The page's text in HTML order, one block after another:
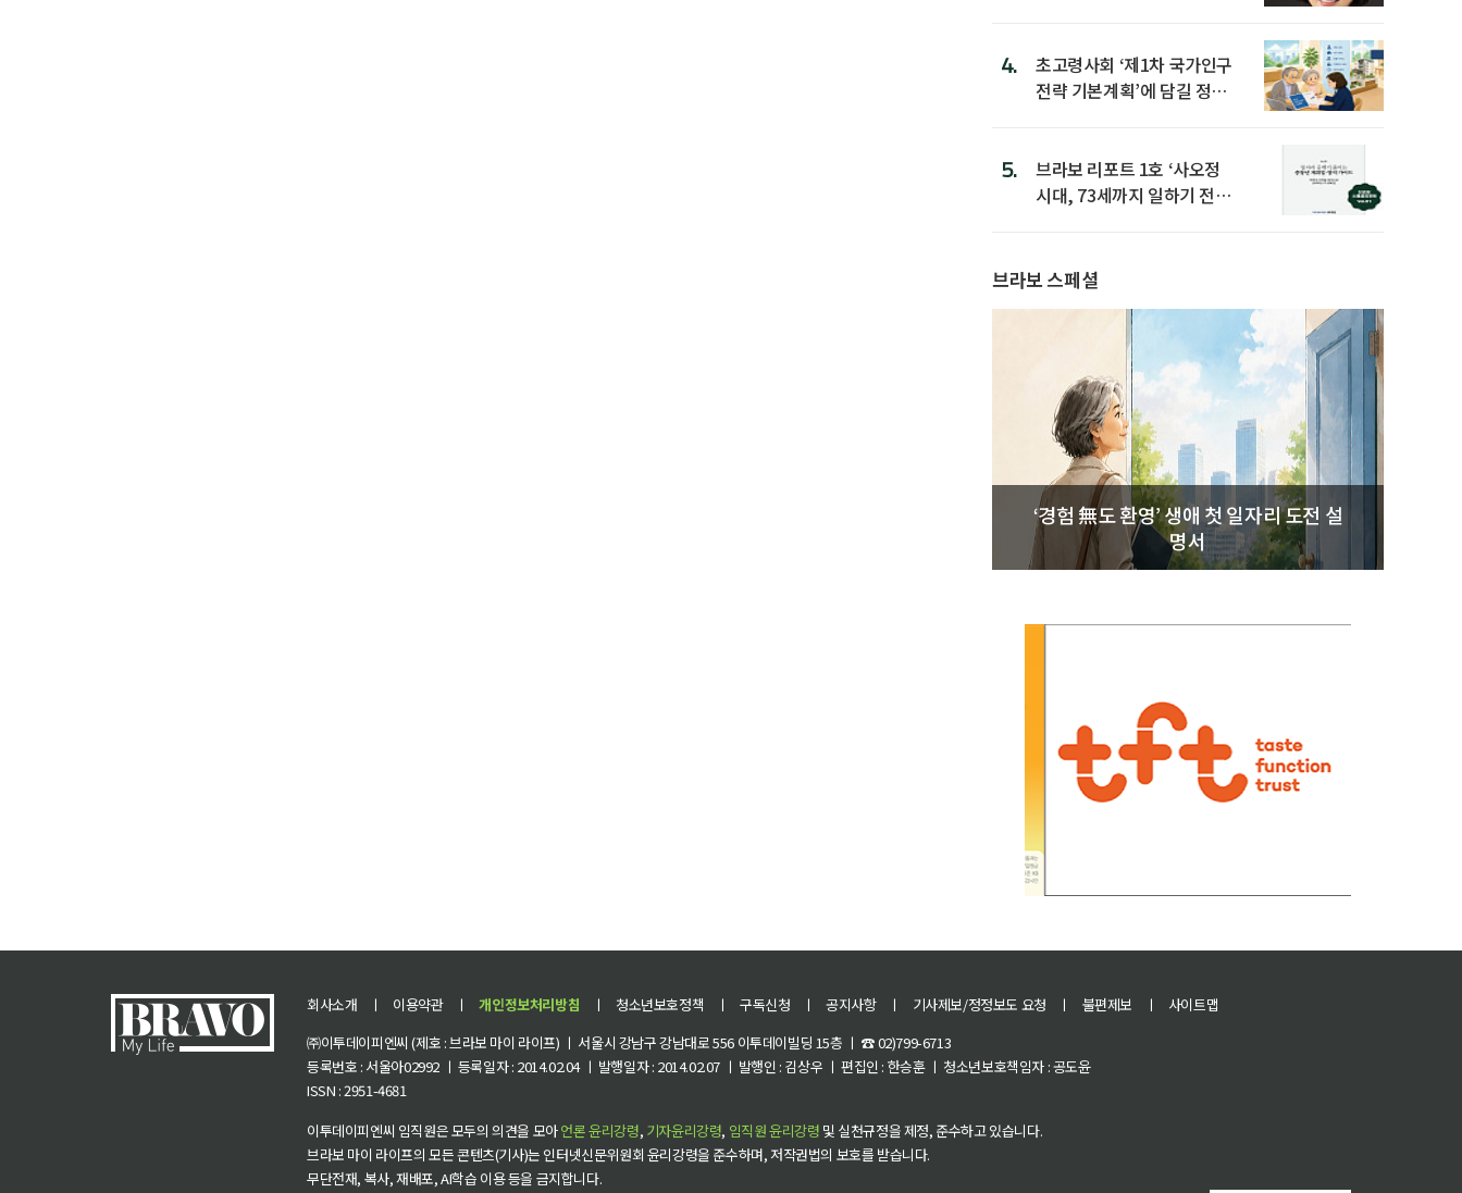
4.
초고령사회 ‘제1차 국가인구
전략 기본계획’에 담길 정책
5.
브라보 리포트 1호 ‘사오정
시대, 73세까지 일하기 전략’
브라보 스페셜
‘경험 無도 환영’ 생애 첫 일자리 도전 설
명서
회사소개 ㅣ 이용약관 ㅣ 개인정보처리방침 ㅣ 청소년보호정책 ㅣ 구독신청 ㅣ 공지사항 ㅣ 기사제보/정정보도 요청 ㅣ 불편제보 ㅣ
사이트맵
㈜이투데이피엔씨 (제호 : 브라보 마이 라이프) ㅣ 서울시 강남구 강남대로 556 이투데이빌딩 15층 ㅣ ☎ 02)799-6713
등록번호 : 서울아02992 ㅣ 등록일자 : 2014.02.04 ㅣ 발행일자 : 2014.02.07 ㅣ 발행인 : 김상우 ㅣ 편집인 : 한승훈 ㅣ 청소년보호책임자 : 공도윤
ISSN : 2951-4681
이투데이피엔씨 임직원은 모두의 의견을 모아언론 윤리강령, 기자윤리강령, 임직원 윤리강령 및 실천규정을 제정, 준수하고 있습니다.
브라보 마이 라이프의 모든 콘텐츠(기사)는 인터넷신문위원회 윤리강령을 준수하며, 저작권법의 보호를 받습니다.
무단전재, 복사, 재배포, AI학습 이용 등을 금지합니다.